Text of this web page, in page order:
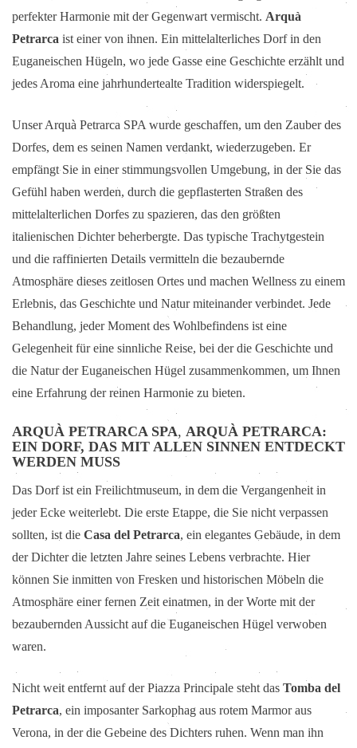
perfekter Harmonie mit der Gegenwart vermischt. Arquà
Petrarca ist einer von ihnen. Ein mittelalterliches Dorf in den
Euganeischen Hügeln, wo jede Gasse eine Geschichte erzählt und
jedes Aroma eine jahrhundertealte Tradition widerspiegelt.
Unser Arquà Petrarca SPA wurde geschaffen, um den Zauber des
Dorfes, dem es seinen Namen verdankt, wiederzugeben. Er
empfängt Sie in einer stimmungsvollen Umgebung, in der Sie das
Gefühl haben werden, durch die gepflasterten Straßen des
mittelalterlichen Dorfes zu spazieren, das den größten
italienischen Dichter beherbergte. Das typische Trachytgestein
und die raffinierten Details vermitteln die bezaubernde
Atmosphäre dieses zeitlosen Ortes und machen Wellness zu einem
Erlebnis, das Geschichte und Natur miteinander verbindet. Jede
Behandlung, jeder Moment des Wohlbefindens ist eine
Gelegenheit für eine sinnliche Reise, bei der die Geschichte und
die Natur der Euganeischen Hügel zusammenkommen, um Ihnen
eine Erfahrung der reinen Harmonie zu bieten.
ARQUÀ PETRARCA SPA, ARQUÀ PETRARCA:
EIN DORF, DAS MIT ALLEN SINNEN ENTDECKT
WERDEN MUSS
Das Dorf ist ein Freilichtmuseum, in dem die Vergangenheit in
jeder Ecke weiterlebt. Die erste Etappe, die Sie nicht verpassen
sollten, ist die Casa del Petrarca, ein elegantes Gebäude, in dem
der Dichter die letzten Jahre seines Lebens verbrachte. Hier
können Sie inmitten von Fresken und historischen Möbeln die
Atmosphäre einer fernen Zeit einatmen, in der Worte mit der
bezaubernden Aussicht auf die Euganeischen Hügel verwoben
waren.
Nicht weit entfernt auf der Piazza Principale steht das Tomba del
Petrarca, ein imposanter Sarkophag aus rotem Marmor aus
Verona, in der die Gebeine des Dichters ruhen. Wenn man ihn